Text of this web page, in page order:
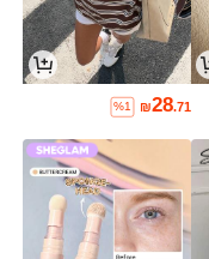
₪28.71
%1